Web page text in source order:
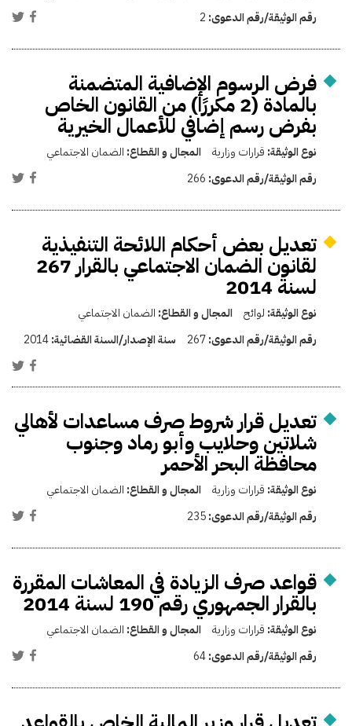
رقم الوثيقة/رقم الدعوى: 2
فرض الرسوم الإضافية المتضمنة
بالمادة (2 مكررًا) من القانون الخاص
بفرض رسم إضافي للأعمال الخيرية
نوع الوثيقة: قرارات وزارية المجال و القطاع: الضمان الاجتماعي
رقم الوثيقة/رقم الدعوى: 266
تعديل بعض أحكام اللائحة التنفيذية
لقانون الضمان الاجتماعي بالقرار 267
لسنة 2014
نوع الوثيقة: لوائح المجال و القطاع: الضمان الاجتماعي
رقم الوثيقة/رقم الدعوى:267 سنة الإصدار/السنة القضائية:2014
تعديل قرار شروط صرف مساعدات لأهالي
شلاتين وحلايب وأبو رماد وجنوب
محافظة البحر الأحمر
نوع الوثيقة: قرارات وزارية المجال و القطاع: الضمان الاجتماعي
رقم الوثيقة/رقم الدعوى:235
قواعد صرف الزيادة في المعاشات المقررة
بالقرار الجمهوري رقم 190 لسنة 2014
نوع الوثيقة: قرارات وزارية المجال و القطاع: الضمان الاجتماعي
رقم الوثيقة/رقم الدعوى:64